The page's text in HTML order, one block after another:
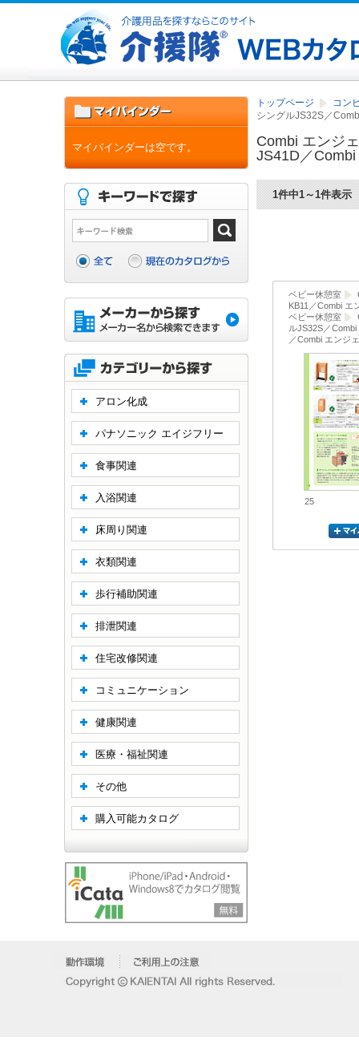
トップページ
コン
シングルJS32S／
Combi エンジ
JS41D／
1件中1～1件表示
ベビー休憩室
KB11／Combi エ
ベビー休憩室
ルJS32S／
／Combi エンジ
25
マイバインダーは空です。
アロン化成
パナソニック エイジフリー
食事関連
入浴関連
床周り関連
衣類関連
歩行補助関連
排泄関連
住宅改修関連
コミュニケーション
健康関連
医療・福祉関連
その他
購入可能カタログ